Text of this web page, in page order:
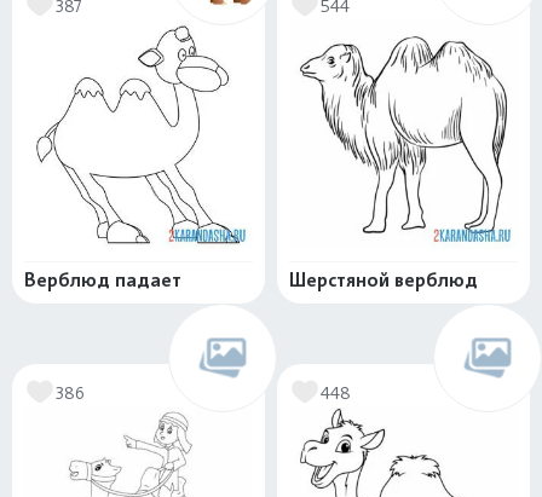
387
Верблюд падает
544
Шерстяной верблюд
386 448